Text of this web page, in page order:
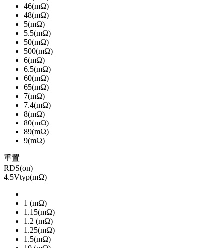
46(mΩ)
48(mΩ)
5(mΩ)
5.5(mΩ)
50(mΩ)
500(mΩ)
6(mΩ)
6.5(mΩ)
60(mΩ)
65(mΩ)
7(mΩ)
7.4(mΩ)
8(mΩ)
80(mΩ)
89(mΩ)
9(mΩ)
重置
RDS(on)
4.5Vtyp(mΩ)
1 (mΩ)
1.15(mΩ)
1.2 (mΩ)
1.25(mΩ)
1.5(mΩ)